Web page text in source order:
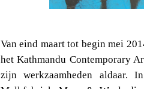
Van eind maart tot begin mei
het Kathmandu Contemporary
zijn werkzaamheden aldaar.